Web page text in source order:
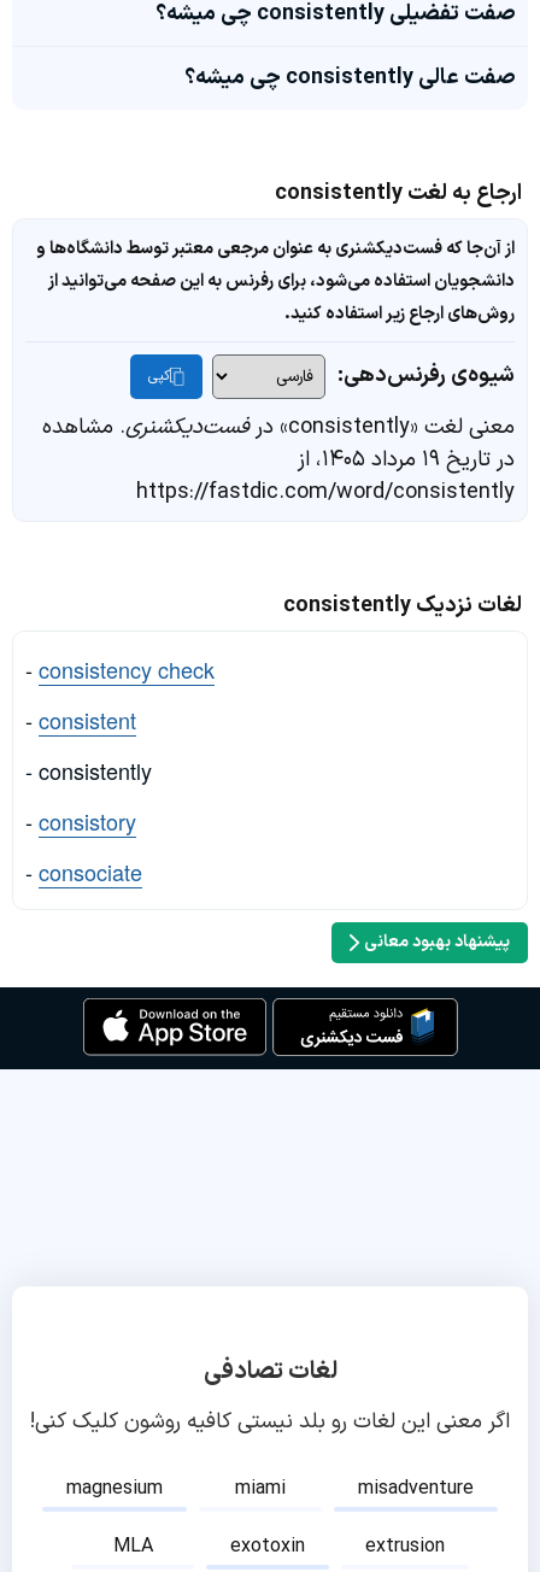
صفت تفضیلی consistently چی میشه؟
صفت عالی consistently چی میشه؟
ارجاع به لغت consistently
از آن‌جا که فست‌دیکشنری به عنوان مرجعی معتبر توسط دانشگاه‌ها و
دانشجویان استفاده می‌شود، برای رفرنس به این صفحه می‌توانید از
روش‌های ارجاع زیر استفاده کنید.
شیوه‌ی رفرنس‌دهی: کپی
معنی لغت «consistently» در فست‌دیکشنری. مشاهده
در تاریخ ۱۹ مرداد ۱۴۰۵، از
https://fastdic.com/word/consistently
لغات نزدیک consistently
-consistency check
-consistent
- consistently
-consistory
-consociate
پیشنهاد بهبود معانی
لغات تصادفی
اگر معنی این لغات رو بلد نیستی کافیه روشون کلیک کنی!
magnesium miami
misadventure
MLA
exotoxin
extrusion